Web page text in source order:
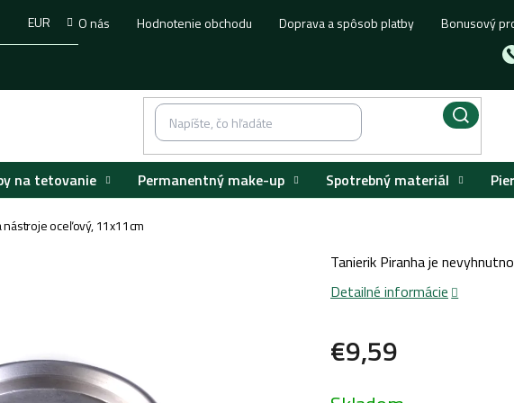
O nás Hodnotenie obchodu Doprava a spôsob platby Bonusový
EUR
na tetovanie Permanentný make-up Spotrebný materiál
nástroje oceľový, 11x11cm
€9,59
Tanierik Piranha je
Detailné informácie